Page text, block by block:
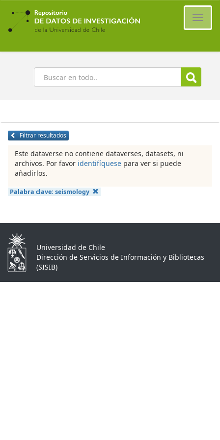
Ir
contenido
principal
Buscar
Filtrar resultados
Este dataverse no contiene dataverses, datasets, ni
archivos. Por favor identifíquese para ver si puede
añadirlos.
Palabra clave: seismology
Universidad de Chile
Dirección de Servicios de Información y Bibliotecas
(SISIB)